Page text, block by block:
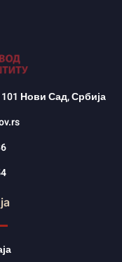
Нови Сад, Србија